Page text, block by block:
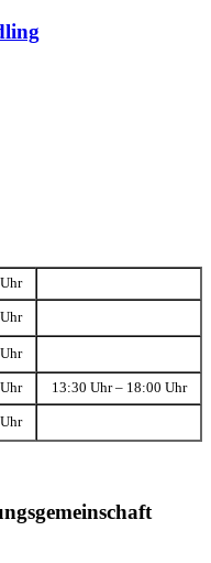
13:30 Uhr – 18:00 Uhr